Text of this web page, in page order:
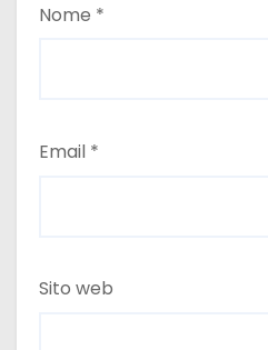
Nome *
Email *
Sito web